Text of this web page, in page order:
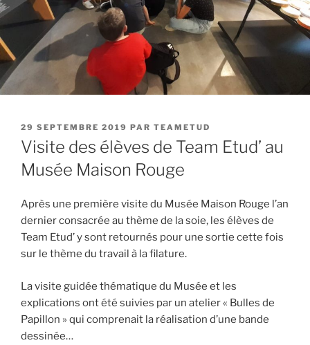
PUBLIÉ
LE
29 SEPTEMBRE 2019 PAR TEAMETUD
Visite des élèves de Team Etud’ au
Musée Maison Rouge
Après une première visite du Musée Maison Rouge l’an
dernier consacrée au thème de la soie, les élèves de
Team Etud’ y sont retournés pour une sortie cette fois
sur le thème du travail à la filature.
La visite guidée thématique du Musée et les
explications ont été suivies par un atelier « Bulles de
Papillon » qui comprenait la réalisation d’une bande
dessinée…